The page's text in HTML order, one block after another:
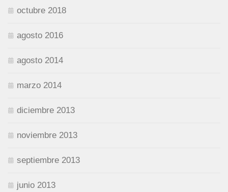
octubre 2018
agosto 2016
agosto 2014
marzo 2014
diciembre 2013
noviembre 2013
septiembre 2013
junio 2013